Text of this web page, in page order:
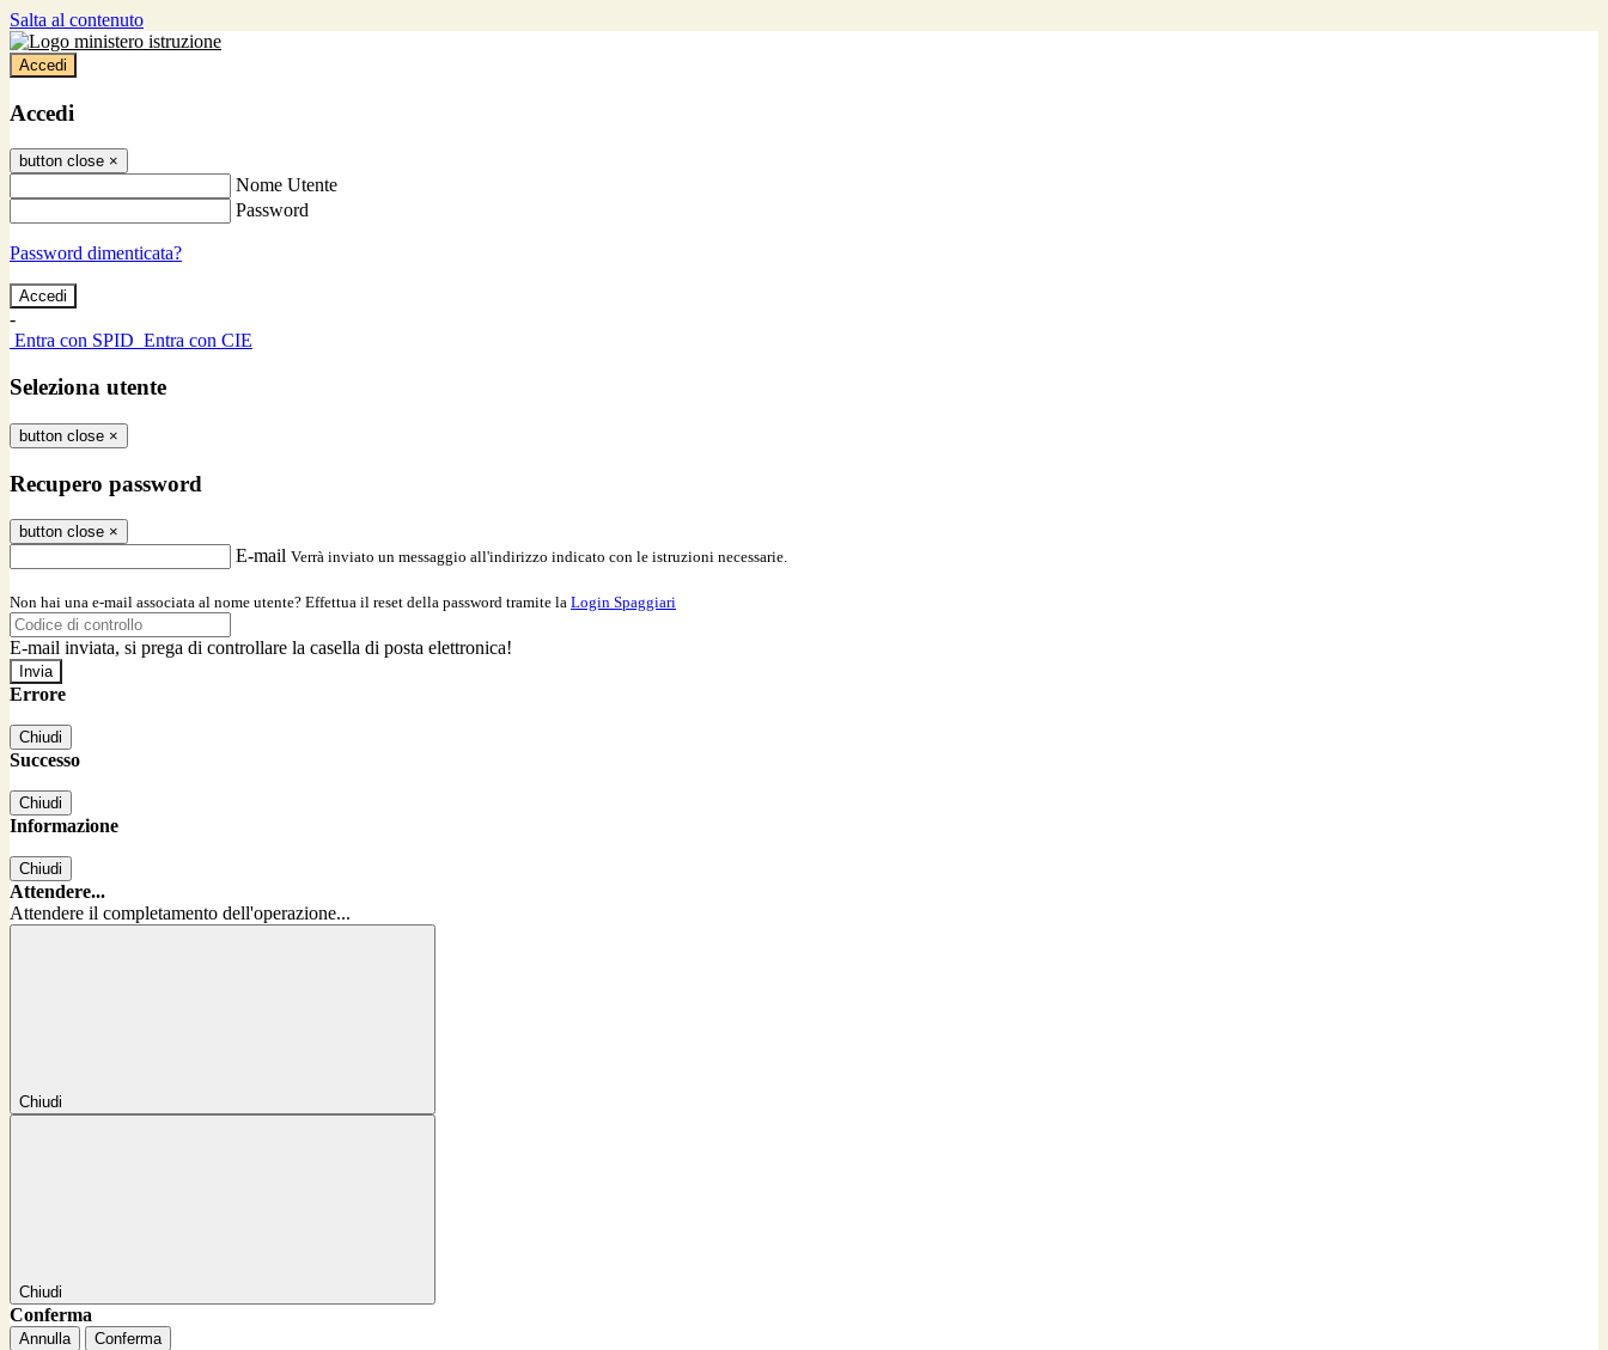
Salta al contenuto
Accedi
Accedi
button close ×
Nome Utente
Password
Password dimenticata?
-
Entra con SPID Entra con CIE
Seleziona utente
button close ×
Recupero password
button close ×
E-mail Verrà inviato un messaggio all'indirizzo indicato con le istruzioni necessarie.
Non hai una e-mail associata al nome utente? Effettua il reset della password tramite la Login Spaggiari
E-mail inviata, si prega di controllare la casella di posta elettronica!
Errore
Chiudi
Successo
Chiudi
Informazione
Chiudi
Attendere...
Attendere il completamento dell'operazione...
Chiudi
Chiudi
Conferma
Annulla Conferma